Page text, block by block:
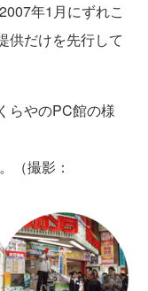
年1月にずれこ
供だけを先行して
らやのPC館の様
（撮影：